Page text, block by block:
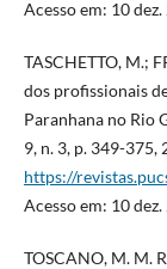
Acesso em: 10
TASCHETTO, M.;
dos profissionais
Paranhana no Rio
9, n. 3, p. 349-375,
https://
Acesso em: 10
TOSCANO, M. M.